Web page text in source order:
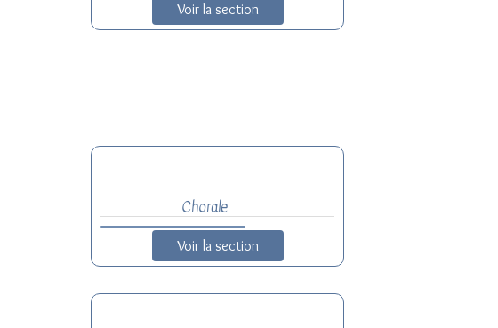
Voir la section
Chorale
Voir la section